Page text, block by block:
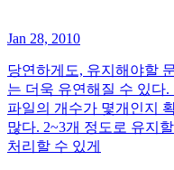
Jan 28, 2010
당연하게도, 유지해야할
는 더욱 유연해질 수 있다
파일의 개수가 몇개인지
많다. 2~3개 정도로 유지
처리할 수 있게